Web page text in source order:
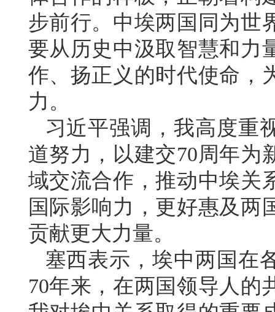
步前行。中埃两国同为世
要从历史中汲取智慧和力
作、扬正义的时代使命，
力。
习近平强调，我高度重
道努力，以建交70周年为
域交流合作，推动中埃关
国际影响力，更好惠及两
贡献更大力量。
塞西表示，埃中两国在
70年来，在两国领导人的